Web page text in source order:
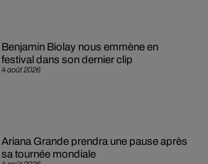
4 août 2026
Benjamin Biolay nous emmène en
festival dans son dernier clip
Ariana Grande prendra une pause après
sa tournée mondiale